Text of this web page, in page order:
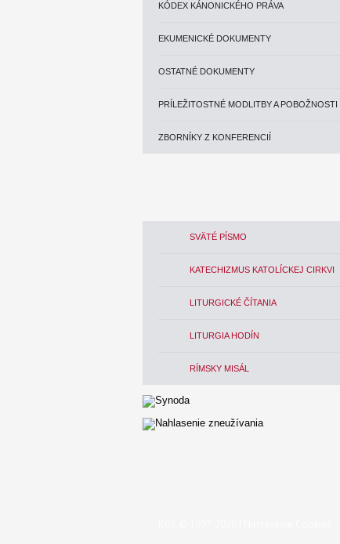
KÓDEX KÁNONICKÉHO PRÁVA
EKUMENICKÉ DOKUMENTY
OSTATNÉ DOKUMENTY
PRÍLEŽITOSTNÉ MODLITBY A POBOŽNOSTI
ZBORNÍKY Z KONFERENCIÍ
SVÄTÉ PÍSMO
KATECHIZMUS KATOLÍCKEJ CIRKVI
LITURGICKÉ ČÍTANIA
LITURGIA HODÍN
RÍMSKY MISÁL